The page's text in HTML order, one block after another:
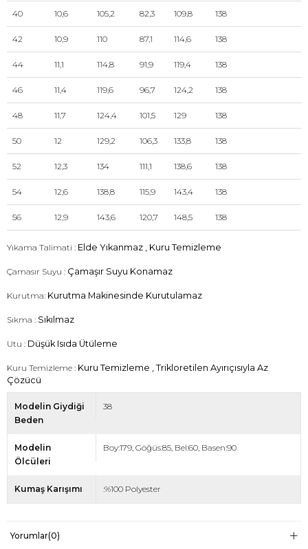
40 10,6 105,2 82,3 109,8 138
42 10,9 110 87,1 114,6 138
44 11,1 114,8 91,9 119,4 138
46 11,4 119,6 96,7 124,2 138
48 11,7 124,4 101,5 129 138
50 12 129,2 106,3 133,8 138
52 12,3 134 111,1 138,6 138
54 12,6 138,8 115,9 143,4 138
56 12,9 143,6 120,7 148,5 138
Yıkama Talimati : Elde Yıkanmaz , Kuru Temizleme
Çamasır Suyu : Çamaşır Suyu Konamaz
Kurutma: Kurutma Makinesinde Kurutulamaz
Sıkma : Sıkılmaz
Utu : Düşük Isıda Ütüleme
Kuru Temizleme : Kuru Temizleme , Trikloretilen Ayırıçısıyla Az
Çözücü
Modelin Giydiği
Beden
38
Modelin
Ölcüleri
Boy:179, Göğüs:85, Bel:60, Basen:90
Kumaş Karışımı :%100 Polyester
Yorumlar(0)